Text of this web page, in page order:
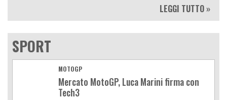
LEGGI TUTTO »
SPORT
MOTOGP
Mercato MotoGP, Luca Marini firma con
Tech3